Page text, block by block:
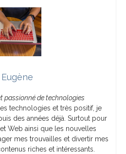
Eugène
passionné de technologies
technologies et très positif, je
des années déjà. Surtout pour
Web ainsi que les nouvelles
mes trouvailles et divertir mes
riches et intéressants.